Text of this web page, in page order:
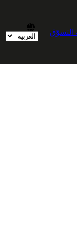
إماراتي.